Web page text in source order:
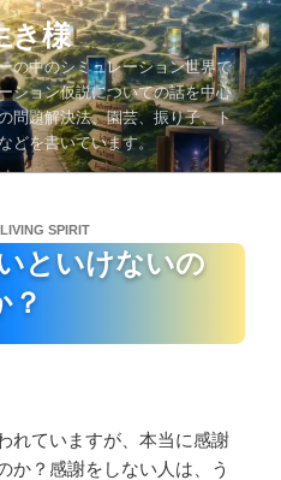
き様
の中のシミュレーション世界で
ション仮説についての話を中心
問題解決法、園芸、振り子、ト
どを書いています。
SPIRIT
といけないの
？
れていますが、本当に感謝
か？感謝をしない人は、う